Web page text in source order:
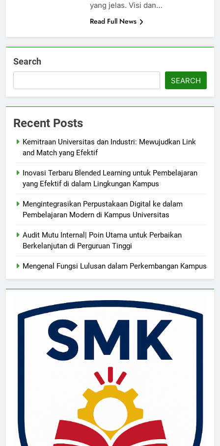
yang jelas. Visi dan…
Read Full News
Search
SEARCH
Recent Posts
Kemitraan Universitas dan Industri: Mewujudkan Link
and Match yang Efektif
Inovasi Terbaru Blended Learning untuk Pembelajaran
yang Efektif di dalam Lingkungan Kampus
Mengintegrasikan Perpustakaan Digital ke dalam
Pembelajaran Modern di Kampus Universitas
Audit Mutu Internal| Poin Utama untuk Perbaikan
Berkelanjutan di Perguruan Tinggi
Mengenal Fungsi Lulusan dalam Perkembangan Kampus